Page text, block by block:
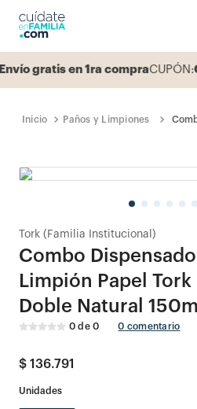
gratis en 1ra compraCUPÓN:
Paños y Limpiones
Tork (Familia Institucional)
Combo
Limpión Papel
Doble Natural
0 de0 0 comentario
$ 136.791